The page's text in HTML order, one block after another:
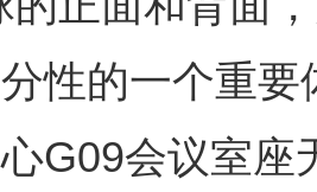
性的一个重
G09会议室